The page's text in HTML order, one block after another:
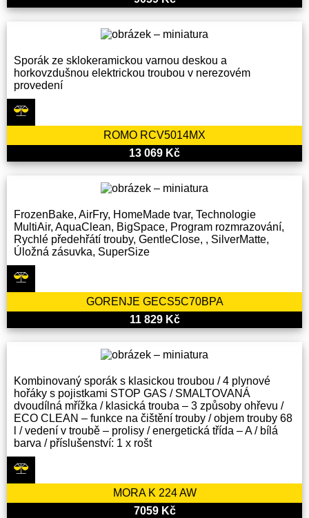
Sporák ze sklokeramickou varnou deskou a
horkovzdušnou elektrickou troubou v nerezovém
provedení
ROMO RCV5014MX
13 069 Kč
FrozenBake, AirFry, HomeMade tvar, Technologie
MultiAir, AquaClean, BigSpace, Program rozmrazování,
Rychlé předehřátí trouby, GentleClose, , SilverMatte,
Úložná zásuvka, SuperSize
GORENJE GECS5C70BPA
11 829 Kč
Kombinovaný sporák s klasickou troubou / 4 plynové
hořáky s pojistkami STOP GAS / SMALTOVANÁ
dvoudílná mřížka / klasická trouba – 3 způsoby ohřevu /
ECO CLEAN – funkce na čištění trouby / objem trouby 68
l / vedení v troubě – prolisy / energetická třída – A / bílá
barva / příslušenství: 1 x rošt
MORA K 224 AW
7059 Kč